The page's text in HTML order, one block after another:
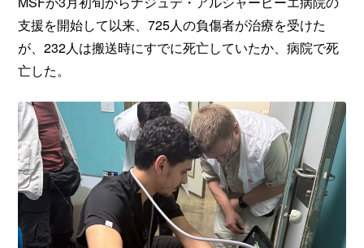
支援を開始して以来、725人の負傷者が治療を受けた
が、232人は搬送時にすでに死亡していたか、病院で死
亡した。